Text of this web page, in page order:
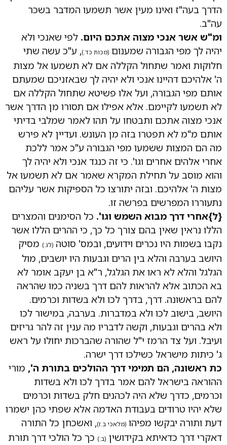
הדרך בעה"ז ואינו מעין אשר תשמעו המדבר בשכר
עה"ב.
ומ"ש אשר אנכי מצוה אתכם היום. לפי שאנכי ולא
יהיה לך מפי הגבורה שמענום (מכות כד.), ע"כ עשה שתי
חלוקות ואמר שתחול הקללה אם לא תשמעו אל מצות
ה' אלהיכם דהיינו אנכי ולא יהיה לך שבאזניכם שמעתם
אותם מפי הגבורה, ועל אלו פשיטא שתחול הקללה אם
לא תשמעו לקיימם. אלא אפילו אם תסורו מן הדרך אשר
אנכי מצוה אתכם ותבטחו על תהו לאמר שמלבי בדיתי
אותם מ"מ לא תפטרו בזה מן העונש. ועדיין לא פירש
מה הם המצות ששמעו מפי הגבורה ע"כ אמר ללכת
אחרי אלהים אחרים וגו'. כי זה כנגד אנכי ולא יהיה לך
והוא מוסב על תחילת המקרא שאמר אם לא תשמעו אל
מצות ה' אלהיכם. ובזה יתורצו כל הספיקות אשר עליהם
נתעוררו המפרשים בפרשה זו.
{ל}אחרי דרך מבוא השמש וגו'. כל הסימנים והמצרים
הללו נראין שאין בהם צורך כל כך, כי ההרים הללו אשר
נקבו בשמות היו נכרים וידועים, ובמס' סוטה (לג:) מסיק
היושב בערבה והלא בין הרים וגבעות היו יושבים, מול
הגלגל והלא לא ראו את הגלגל, ר"א בן יעקב אומר לא
בא הכתוב אלא להראות להם דרך בשניה כמו שהראה
להם בראשונה. דרך, בדרך לכו ולא בשדות וכרמים.
היושב, בישוב לכו ולא במדברות. בערבה, במישור לכו
ולא בהרים וגבעות, וקשה לדבריו מה ענין זה להר גריזים
ועיבל. ועל צד הרמז י"ל שהורה שהברכות יחולו על ראש
ג' כיתות מישראל כשילכו דרך ישרה.
כת ראשונה, הם תמימי דרך ההולכים בתורת ה', מורי
ההוראה בישראל להם אמר בדרך לכו ולא בשדות
וכרמים, כדרך שלא היה לכהנים חלק בשדות וכרמים
שלא יהיו טרודים בעבודת האדמה אלא שפתי כהן ישמרו
דעת ותורה יבקשו מפיהו (מלאכי ב.ז), ואשכחן כל התורה
דאקרי דרך כדאיתא בקידושין (ב:) כך כל הולכי דרך תורת